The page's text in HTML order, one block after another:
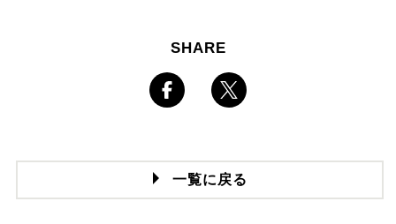
SHARE
一覧に戻る